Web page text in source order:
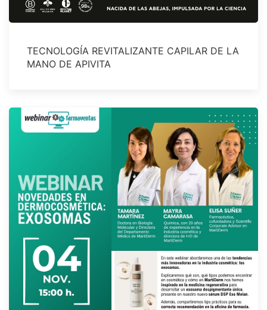
TECNOLOGÍA REVITALIZANTE CAPILAR DE LA
MANO DE APIVITA